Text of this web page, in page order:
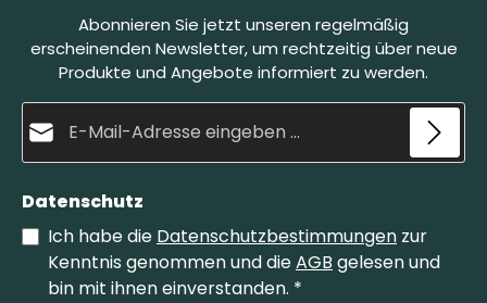
welche die Klinge fein schleift und gleichzeitig
poliert. Der Belgische Brocken Größe 4 ist die
kleinere Variante unserer Brocken.
Abonnieren Sie jetzt unseren regelmäßig
erscheinenden Newsletter, um rechtzeitig über neue
Produkte und Angebote informiert zu werden.
Datenschutz
Ich habe die Datenschutzbestimmungen zur
Kenntnis genommen und dieAGB gelesen und
bin mit ihnen einverstanden. *